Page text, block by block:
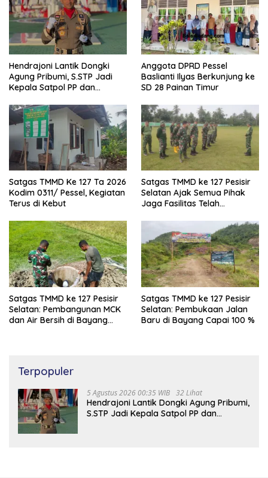
Hendrajoni Lantik Dongki
Agung Pribumi, S.STP Jadi
Kepala Satpol PP dan
Anggota DPRD Pessel
Baslianti Ilyas Berkunjung ke
SD 28 Painan Timur
Satgas TMMD Ke 127 Ta 2026
Kodim 0311/ Pessel, Kegiatan
Terus di Kebut
Satgas TMMD ke 127 Pesisir
Selatan Ajak Semua Pihak
Jaga Fasilitas Telah
Satgas TMMD ke 127 Pesisir
Selatan: Pembangunan MCK
dan Air Bersih di Bayang
Satgas TMMD ke 127 Pesisir
Selatan: Pembukaan Jalan
Baru di Bayang Capai 100 %
Terpopuler
5 Agustus 2026 00:35 WIB 32 Lihat
Hendrajoni Lantik Dongki Agung Pribumi,
S.STP Jadi Kepala Satpol PP dan